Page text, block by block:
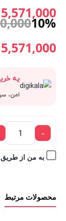
5,571,000
5,571,000 تومان.
10%
قیمت
بود.
5,571,000
یه
امن،
-
به من از طریق
محصولات مرتبط